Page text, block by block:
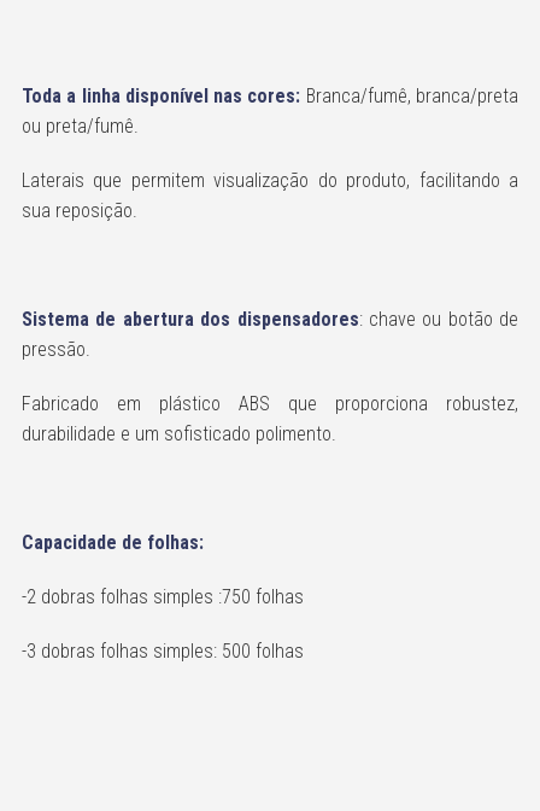
Toda a linha disponível nas cores: Branca/fumê, branca/preta
ou preta/fumê.
Laterais que permitem visualização do produto, facilitando a
sua reposição.
Sistema de abertura dos dispensadores: chave ou botão de
pressão.
Fabricado em plástico ABS que proporciona robustez,
durabilidade e um sofisticado polimento.
Capacidade de folhas:
-2 dobras folhas simples :750 folhas
-3 dobras folhas simples: 500 folhas